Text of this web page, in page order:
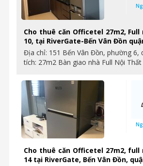
Cho thuê căn Officetel 27m2,
10, tại RiverGate-Bến Vân Đồn
Địa chỉ: 151 Bến Vân Đồn, phường 6,
tích: 27m2 Bàn giao nhà Full Nội
Cho thuê căn Officetel 27m2,
14 tại RiverGate, Bến Vân Đồn,